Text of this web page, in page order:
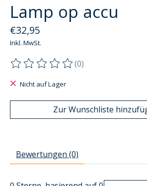
Lamp op accu
€32,95
Inkl. MwSt.
Die Bewertung dieses Produkts ist
(0)
Nicht auf Lager
Zur Wunschliste
Bewertungen (0)